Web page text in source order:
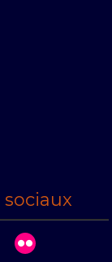
flickr